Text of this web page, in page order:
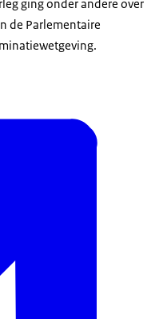
ging onder andere over
de Parlementaire